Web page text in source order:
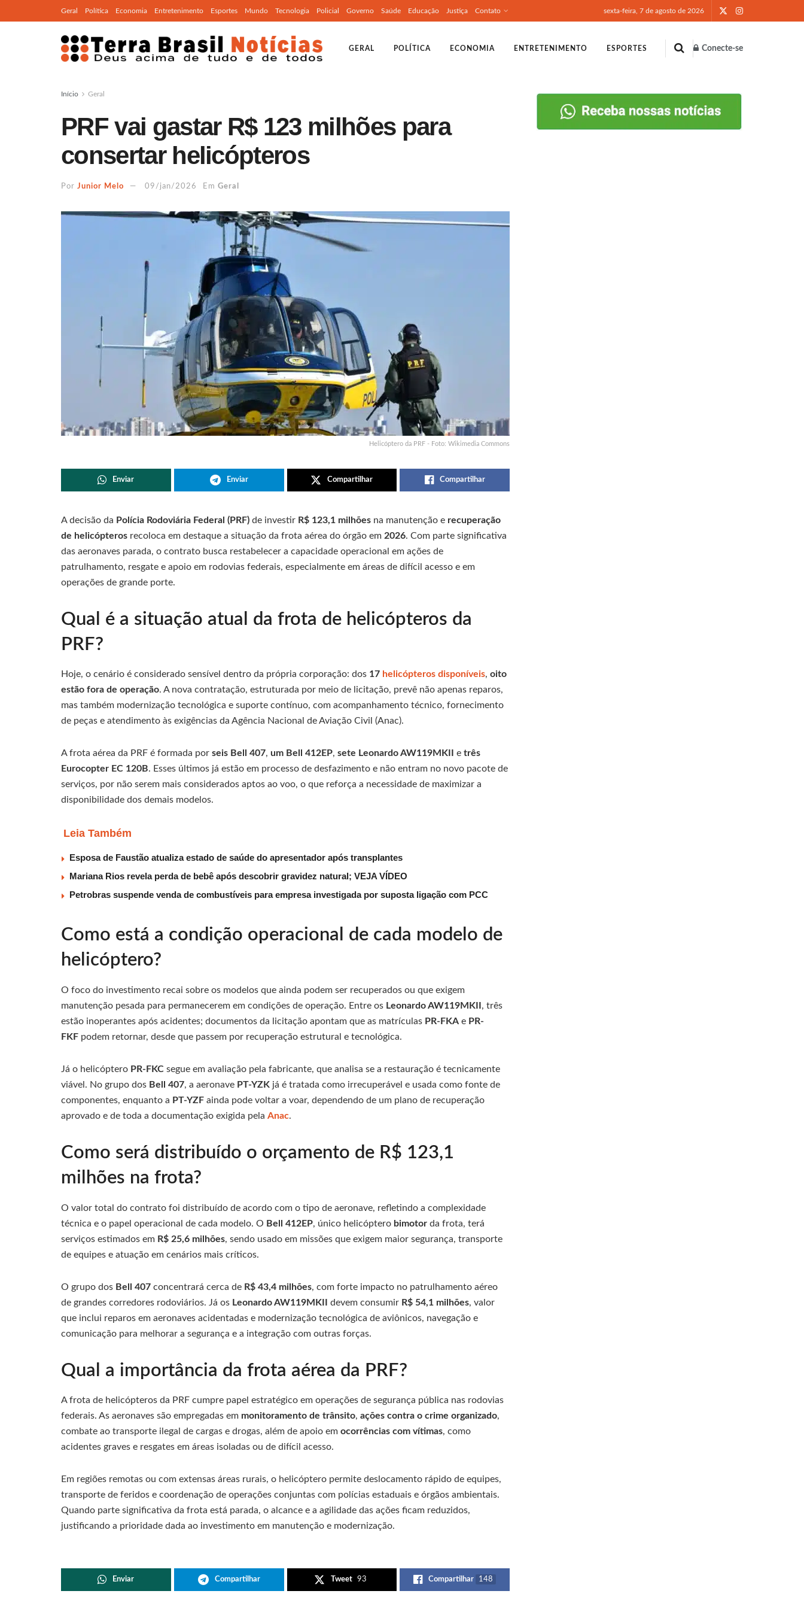
Geral Política Economia Entretenimento Esportes Mundo Tecnologia Policial Governo Saúde Educação Justiça Contato sexta-feira, 7 de agosto de 2026
GERAL POLÍTICA ECONOMIA ENTRETENIMENTO ESPORTES Conecte-se
Início Geral
PRF vai gastar R$ 123 milhões para
consertar helicópteros
Por Junior Melo 09/jan/2026 Em Geral
Helicóptero da PRF - Foto: Wikimedia Commons
Enviar Enviar Compartilhar Compartilhar
A decisão da Polícia Rodoviária Federal (PRF) de investir R$ 123,1 milhões na manutenção e recuperação
de helicópteros recoloca em destaque a situação da frota aérea do órgão em 2026. Com parte significativa
das aeronaves parada, o contrato busca restabelecer a capacidade operacional em ações de
patrulhamento, resgate e apoio em rodovias federais, especialmente em áreas de difícil acesso e em
operações de grande porte.
Qual é a situação atual da frota de helicópteros da
PRF?
Hoje, o cenário é considerado sensível dentro da própria corporação: dos 17 helicópteros disponíveis, oito
estão fora de operação. A nova contratação, estruturada por meio de licitação, prevê não apenas reparos,
mas também modernização tecnológica e suporte contínuo, com acompanhamento técnico, fornecimento
de peças e atendimento às exigências da Agência Nacional de Aviação Civil (Anac).
A frota aérea da PRF é formada por seis Bell 407, um Bell 412EP, sete Leonardo AW119MKII e três
Eurocopter EC 120B. Esses últimos já estão em processo de desfazimento e não entram no novo pacote de
serviços, por não serem mais considerados aptos ao voo, o que reforça a necessidade de maximizar a
disponibilidade dos demais modelos.
Leia Também
Esposa de Faustão atualiza estado de saúde do apresentador após transplantes
Mariana Rios revela perda de bebê após descobrir gravidez natural; VEJA VÍDEO
Petrobras suspende venda de combustíveis para empresa investigada por suposta ligação com PCC
Como está a condição operacional de cada modelo de
helicóptero?
O foco do investimento recai sobre os modelos que ainda podem ser recuperados ou que exigem
manutenção pesada para permanecerem em condições de operação. Entre os Leonardo AW119MKII , três
estão inoperantes após acidentes; documentos da licitação apontam que as matrículas PR-FKA e PR-
FKF podem retornar, desde que passem por recuperação estrutural e tecnológica.
Já o helicóptero PR-FKC segue em avaliação pela fabricante, que analisa se a restauração é tecnicamente
viável. No grupo dos Bell 407, a aeronave PT-YZK já é tratada como irrecuperável e usada como fonte de
componentes, enquanto a PT-YZF ainda pode voltar a voar, dependendo de um plano de recuperação
aprovado e de toda a documentação exigida pela Anac.
Como será distribuído o orçamento de R$ 123,1
milhões na frota?
O valor total do contrato foi distribuído de acordo com o tipo de aeronave, refletindo a complexidade
técnica e o papel operacional de cada modelo. O Bell 412EP, único helicóptero bimotor da frota, terá
serviços estimados em R$ 25,6 milhões, sendo usado em missões que exigem maior segurança, transporte
de equipes e atuação em cenários mais críticos.
O grupo dos Bell 407 concentrará cerca de R$ 43,4 milhões, com forte impacto no patrulhamento aéreo
de grandes corredores rodoviários. Já os Leonardo AW119MKII devem consumir R$ 54,1 milhões, valor
que inclui reparos em aeronaves acidentadas e modernização tecnológica de aviônicos, navegação e
comunicação para melhorar a segurança e a integração com outras forças.
Qual a importância da frota aérea da PRF?
A frota de helicópteros da PRF cumpre papel estratégico em operações de segurança pública nas rodovias
federais. As aeronaves são empregadas em monitoramento de trânsito, ações contra o crime organizado,
combate ao transporte ilegal de cargas e drogas, além de apoio em ocorrências com vítimas, como
acidentes graves e resgates em áreas isoladas ou de difícil acesso.
Em regiões remotas ou com extensas áreas rurais, o helicóptero permite deslocamento rápido de equipes,
transporte de feridos e coordenação de operações conjuntas com polícias estaduais e órgãos ambientais.
Quando parte significativa da frota está parada, o alcance e a agilidade das ações ficam reduzidos,
justificando a prioridade dada ao investimento em manutenção e modernização.
Enviar Compartilhar Tweet 93 Compartilhar 148